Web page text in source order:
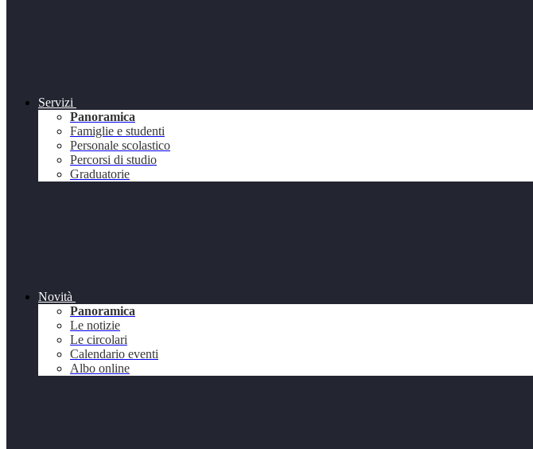
Servizi
Panoramica
Famiglie e studenti
Personale scolastico
Percorsi di studio
Graduatorie
Novità
Panoramica
Le notizie
Le circolari
Calendario eventi
Albo online